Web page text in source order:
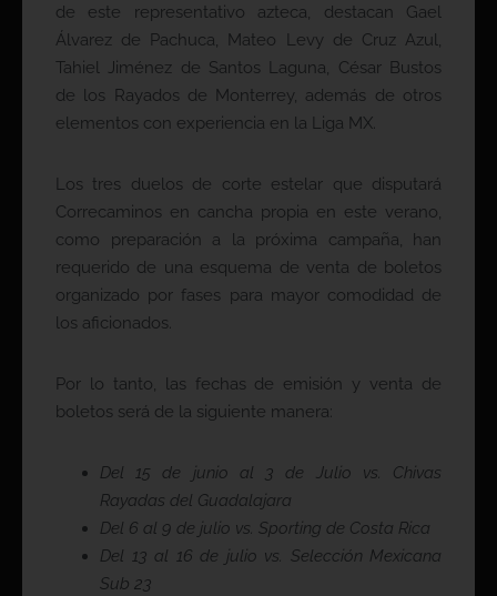
de este representativo azteca, destacan Gael
Álvarez de Pachuca, Mateo Levy de Cruz Azul,
Tahiel Jiménez de Santos Laguna, César Bustos
de los Rayados de Monterrey, además de otros
elementos con experiencia en la Liga MX.
Los tres duelos de corte estelar que disputará
Correcaminos en cancha propia en este verano,
como preparación a la próxima campaña, han
requerido de una esquema de venta de boletos
organizado por fases para mayor comodidad de
los aficionados.
Por lo tanto, las fechas de emisión y venta de
boletos será de la siguiente manera:
Del 15 de junio al 3 de Julio vs. Chivas
Rayadas del Guadalajara
Del 6 al 9 de julio vs. Sporting de Costa Rica
Del 13 al 16 de julio vs. Selección Mexicana
Sub 23